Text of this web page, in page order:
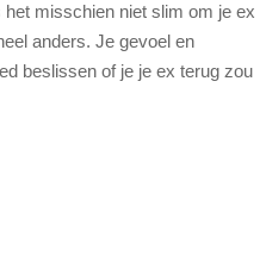
misschien niet slim om je ex
anders. Je gevoel en
beslissen of je je ex terug zou